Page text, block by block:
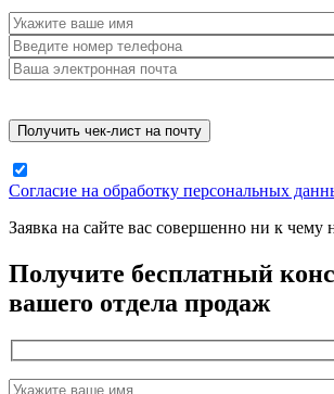
Согласие на обработку персональных
Заявка на сайте вас совершенно ни к чему
Получите бесплатный
вашего отдела продаж